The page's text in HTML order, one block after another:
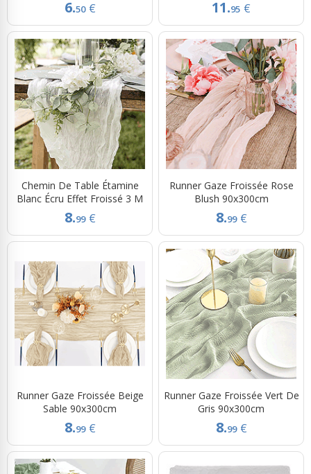
6.50 € 11.95 €
Chemin De Table Étamine
Blanc Écru Effet Froissé 3 M
8.99 €
Runner Gaze Froissée Rose
Blush 90x300cm
8.99 €
Runner Gaze Froissée Beige
Sable 90x300cm
8.99 €
Runner Gaze Froissée Vert De
Gris 90x300cm
8.99 €